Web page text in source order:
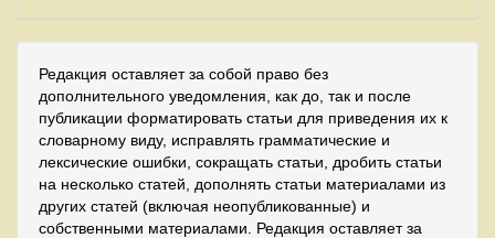
Редакция оставляет за собой право без
дополнительного уведомления, как до, так и после
публикации форматировать статьи для приведения их к
словарному виду, исправлять грамматические и
лексические ошибки, сокращать статьи, дробить статьи
на несколько статей, дополнять статьи материалами из
других статей (включая неопубликованные) и
собственными материалами. Редакция оставляет за